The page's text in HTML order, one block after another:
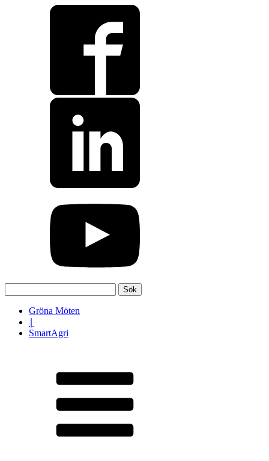
efter:
Gröna Möten
SmartAgri